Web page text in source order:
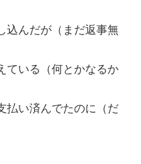
込んだが（まだ返事無
ている（何とかなるか
払い済んでたのに（だ